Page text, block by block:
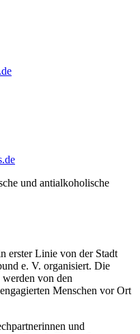
und antialkoholische
erster Linie von der Stadt
e. V. organisiert. Die
von den
Menschen vor Ort
und